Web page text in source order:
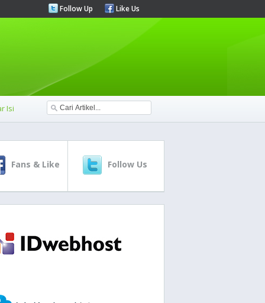
Follow Up Like Us
Isi
Fans & Like Follow Us